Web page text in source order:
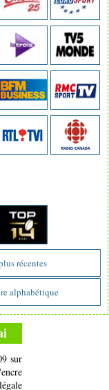
récentes
alphabétique
sur